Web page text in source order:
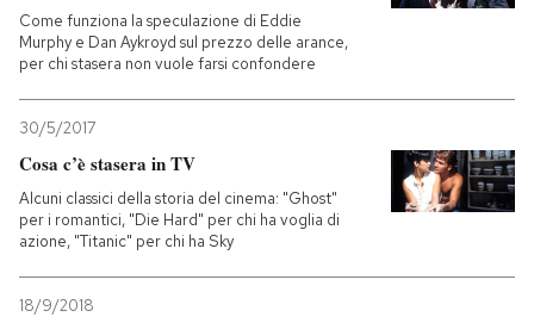
Come funziona la speculazione di Eddie
Murphy e Dan Aykroyd sul prezzo delle arance,
per chi stasera non vuole farsi confondere
30/5/2017
Cosa c’è stasera in TV
Alcuni classici della storia del cinema: "Ghost"
per i romantici, "Die Hard" per chi ha voglia di
azione, "Titanic" per chi ha Sky
18/9/2018